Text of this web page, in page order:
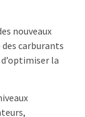
nouveaux
carburants
la